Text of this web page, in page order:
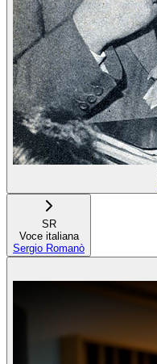
SR
Voce italiana
Sergio Romanò